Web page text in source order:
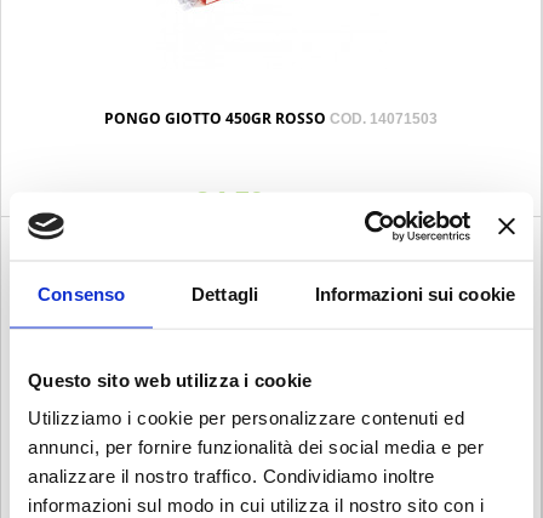
Consenso Dettagli Informazioni sui cookie
Questo sito web utilizza i cookie
Utilizziamo i cookie per personalizzare contenuti ed
annunci, per fornire funzionalità dei social media e per
analizzare il nostro traffico. Condividiamo inoltre
informazioni sul modo in cui utilizza il nostro sito con i
PONGO GIOTTO 450GR ROSSO COD. 14071503
€ 1.70